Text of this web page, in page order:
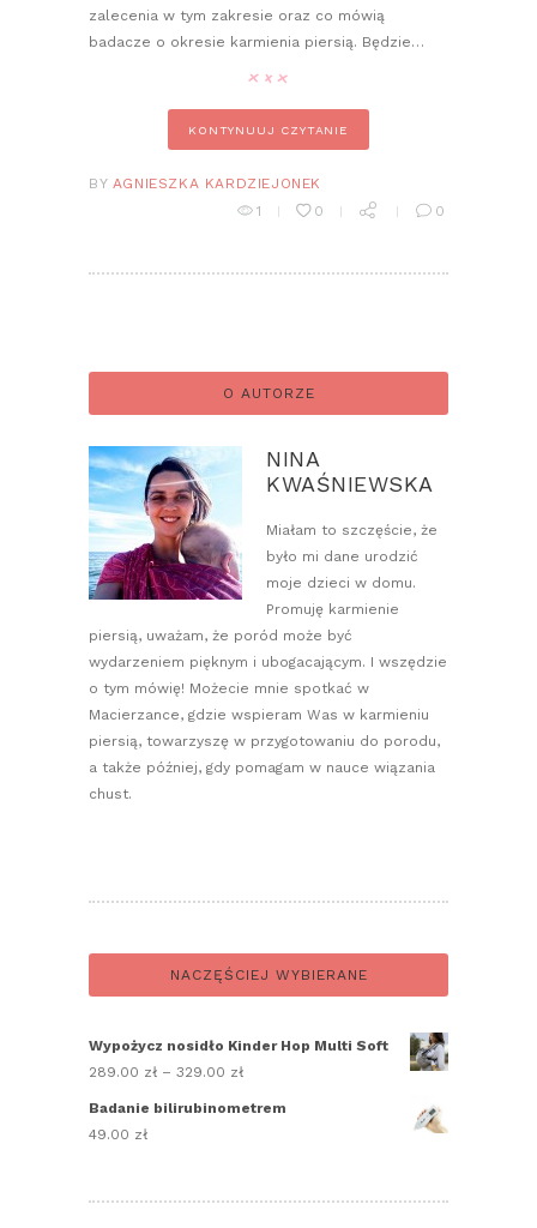
zalecenia w tym zakresie oraz co mówią
badacze o okresie karmienia piersią. Będzie…
KONTYNUUJ CZYTANIE
BY AGNIESZKA KARDZIEJONEK
1
0 0
O AUTORZE
NINA
KWAŚNIEWSKA
Miałam to szczęście, że
było mi dane urodzić
moje dzieci w domu.
Promuję karmienie
piersią, uważam, że poród może być
wydarzeniem pięknym i ubogacającym. I wszędzie
o tym mówię! Możecie mnie spotkać w
Macierzance, gdzie wspieram Was w karmieniu
piersią, towarzyszę w przygotowaniu do porodu,
a także później, gdy pomagam w nauce wiązania
chust.
NACZĘŚCIEJ WYBIERANE
Wypożycz nosidło Kinder Hop Multi Soft
289.00 zł – 329.00 zł
329.00 zł
Badanie bilirubinometrem
49.00 zł